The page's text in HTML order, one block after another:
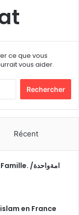
ce que vous
vous aider.
r
e
Récent
L’humanité est une Famille. /امةواحدة
en France